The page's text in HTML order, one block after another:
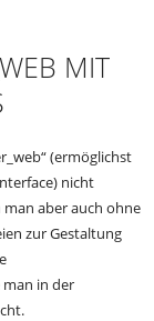
MIT
(ermöglichst
nicht
aber auch ohne
zur Gestaltung
man in der